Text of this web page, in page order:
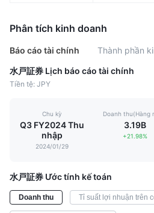
Phân tích kinh doanh
Báo cáo tài chính Thành phần
水戸証券 Lịch báo cáo tài chính
Tiền tệ: JPY
Chu kỳ
Q3 FY2024 Thu
nhập
2024/01/29
Doanh thu(Hàng
3.19B
+21.98%
水戸証券 Ước tính kế toán
Doanh thu Tỉ suất lợi nhuận trên